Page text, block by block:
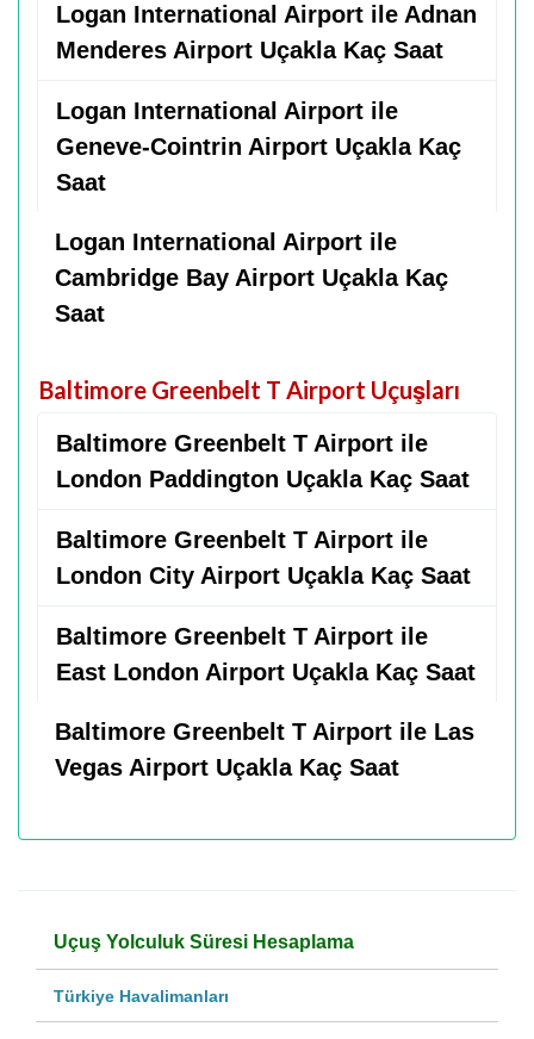
Logan International Airport ile Adnan
Menderes Airport Uçakla Kaç Saat
Logan International Airport ile
Geneve-Cointrin Airport Uçakla Kaç
Saat
Logan International Airport ile
Cambridge Bay Airport Uçakla Kaç
Saat
Baltimore Greenbelt T Airport Uçuşları
Baltimore Greenbelt T Airport ile
London Paddington Uçakla Kaç Saat
Baltimore Greenbelt T Airport ile
London City Airport Uçakla Kaç Saat
Baltimore Greenbelt T Airport ile
East London Airport Uçakla Kaç Saat
Baltimore Greenbelt T Airport ile Las
Vegas Airport Uçakla Kaç Saat
Uçuş Yolculuk Süresi Hesaplama
Türkiye Havalimanları